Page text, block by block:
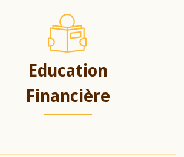
Education
Financière